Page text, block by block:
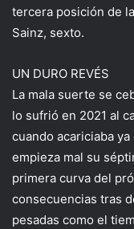
tercera posición de
Sainz, sexto.
UN DURO REVÉS
La mala suerte se
lo sufrió en 2021 al
cuando acariciaba
empieza mal su
primera curva del
consecuencias tras
pesadas como el